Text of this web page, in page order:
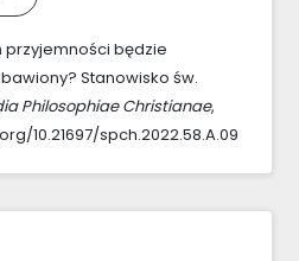
przyjemności będzie
Stanowisko św.
Philosophiae Christianae,
10.21697/spch.2022.58.A.09